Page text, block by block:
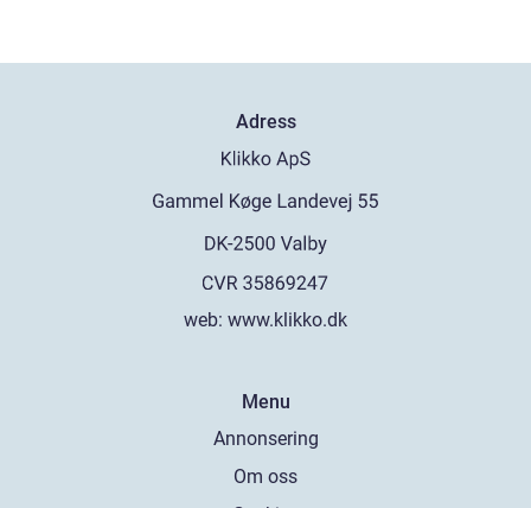
Adress
web: www.klikko.dk
Menu
Annonsering
Om oss